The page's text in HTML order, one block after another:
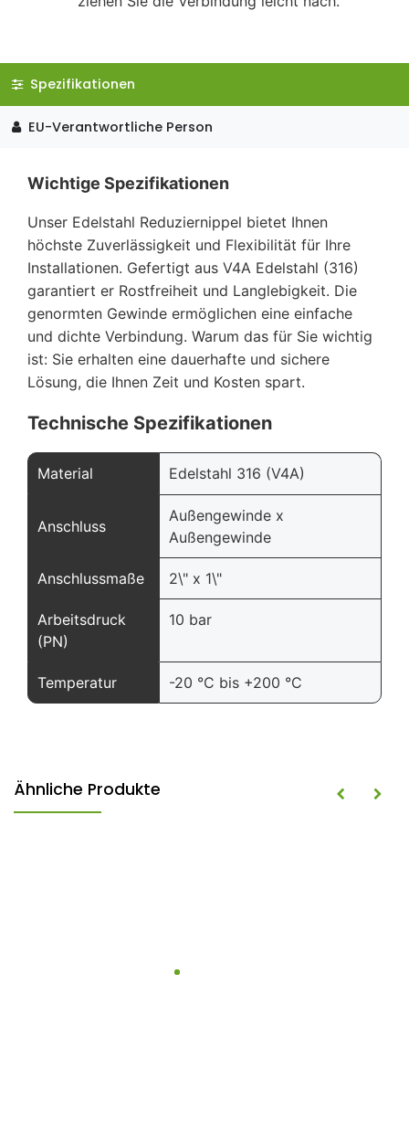
Spezifikationen
EU-Verantwortliche Person
Wichtige Spezifikationen
Unser Edelstahl Reduziernippel bietet Ihnen
höchste Zuverlässigkeit und Flexibilität für Ihre
Installationen. Gefertigt aus V4A Edelstahl (316)
garantiert er Rostfreiheit und Langlebigkeit. Die
genormten Gewinde ermöglichen eine einfache
und dichte Verbindung. Warum das für Sie wichtig
ist: Sie erhalten eine dauerhafte und sichere
Lösung, die Ihnen Zeit und Kosten spart.
Technische Spezifikationen
Material Edelstahl 316 (V4A)
Anschluss
Außengewinde x
Außengewinde
Anschlussmaße 2\" x 1\"
Arbeitsdruck
(PN)
10 bar
Temperatur -20 °C bis +200 °C
Ähnliche Produkte